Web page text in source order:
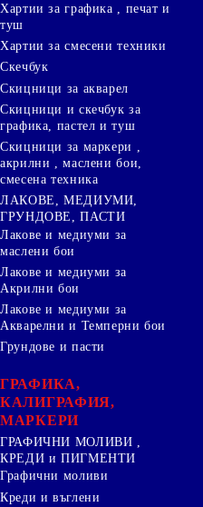
Хартии за графика , печат и
туш
Хартии за смесени техники
Скечбук
Скицници за акварел
Скицници и скечбук за
графика, пастел и туш
Скицници за маркери ,
акрилни , маслени бои,
смесена техника
ЛАКОВЕ, МЕДИУМИ,
ГРУНДОВЕ, ПАСТИ
Лакове и медиуми за
маслени бои
Лакове и медиуми за
Акрилни бои
Лакове и медиуми за
Акварелни и Темперни бои
Грундове и пасти
ГРАФИКА,
КАЛИГРАФИЯ,
МАРКЕРИ
ГРАФИЧНИ МОЛИВИ ,
КРЕДИ и ПИГМЕНТИ
Графични моливи
Креди и въглени